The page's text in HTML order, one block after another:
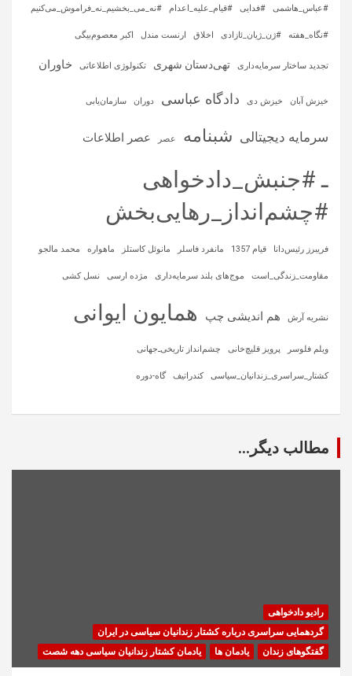
#عباس_هاشمی #فدایی #قیام_علیه_اعدام #نه_می_بخشیم_نه_فراموش_می‌کنیم
#نگاه_هفته #ژن_ژیان_ئازادی اخلاق ارنست مندل اکبر معصوم‌بیگی
تجدید ساختار سرمایه‌داری تهی‌دستان شهری تکنولوژی اطلاعاتی خاوران
خیزش آبان خیزش دی دادگاه عباسی دوران سازمان‌یابی
سرمایه‌ دیجیتالی شبنامه عصر عصر اطلاعات
ـ #جنبش_دادخواهی
#چشم‌انداز_رهایی‌بخش
فریبرز رئیس‌دانا قیام 1357 مانفرد فاسلر مانوئل کاستلز ماهواره‌ محمد مالجو
مقاومت_زندگی_است موج‌های بلند سرمایه‌داری مژده ارسی نسل کشی
نشریه آرش هم اندیشی چپ همایون ایوانی
ویلم فلوسر پرویز قلیچ‌خانی چشم‌انداز تاریخی‌ـ‌جهانی
کشتار_سراسری_زندانیان_سیاسی کندراتیف گاه-دوره
مطالب دیگر...
رادیو دادخواهی
گردهمایی سراسری درباره کشتار زندانیان سیاسی در ایران
گفتگوهای زندان
یادمان ها یادمان کشتار زندانیان سیاسی دهه شصت